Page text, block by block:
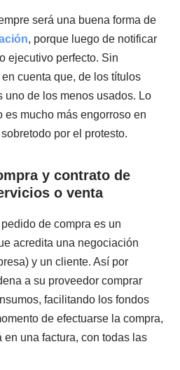
notario tiene mayor valor
no tiene firmas autorizadas.
verdaderos los términos
al contar con las firmas
de fe.
de
una deuda es el pagaré.
de título ejecutivo y porque
que faciliten el cobro. Por
la obligación de protesto, o
, entre otras.
de deudano es
una obligación. Es un